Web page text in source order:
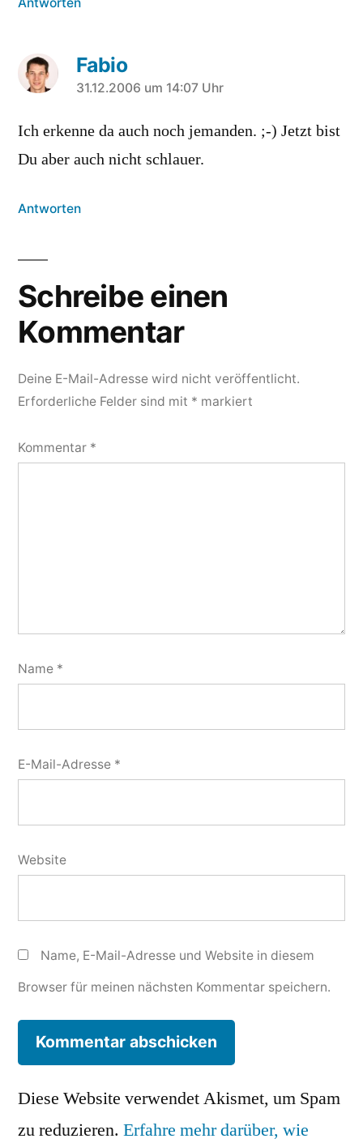
Fabio
sagt:
31.12.2006 um 14:07 Uhr
Ich erkenne da auch noch jemanden. ;-) Jetzt bist
Du aber auch nicht schlauer.
Antworten
Schreibe einen
Kommentar
Deine E-Mail-Adresse wird nicht veröffentlicht.
Erforderliche Felder sind mit * markiert
Kommentar *
Name *
E-Mail-Adresse *
Website
Name, E-Mail-Adresse und Website in diesem
Browser für meinen nächsten Kommentar speichern.
Diese Website verwendet Akismet, um Spam
zu reduzieren. Erfahre mehr darüber, wie